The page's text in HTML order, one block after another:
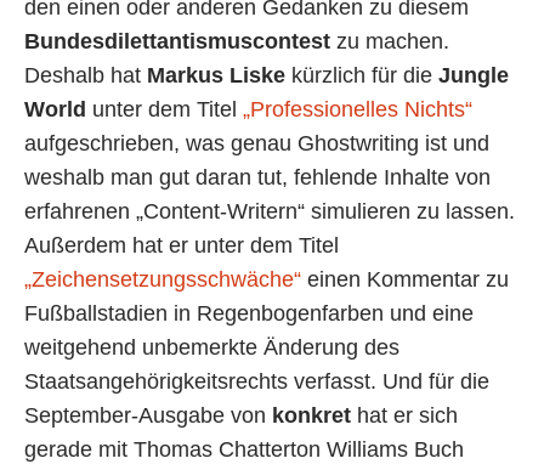
den einen oder anderen Gedanken zu diesem
Bundesdilettantismuscontestzu machen.
Deshalb hat Markus Liskekürzlich für die Jungle
World unter dem Titel „Professionelles Nichts“
aufgeschrieben, was genau Ghostwriting ist und
weshalb man gut daran tut, fehlende Inhalte von
erfahrenen „Content-Writern“ simulieren zu lassen.
Außerdem hat er unter dem Titel
„Zeichensetzungsschwäche“einen Kommentar zu
Fußballstadien in Regenbogenfarben und eine
weitgehend unbemerkte Änderung des
Staatsangehörigkeitsrechts verfasst. Und für die
September-Ausgabe von konkrethat er sich
gerade mit Thomas Chatterton Williams Buch